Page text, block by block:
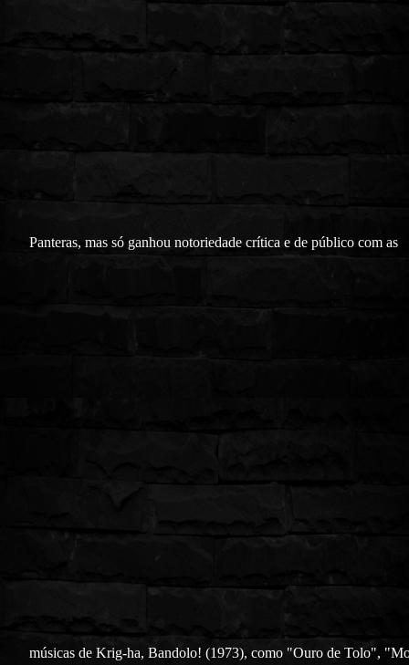
Panteras, mas só ganhou notoriedade crítica e de público com as
músicas de Krig-ha, Bandolo! (1973), como "Ouro de Tolo",